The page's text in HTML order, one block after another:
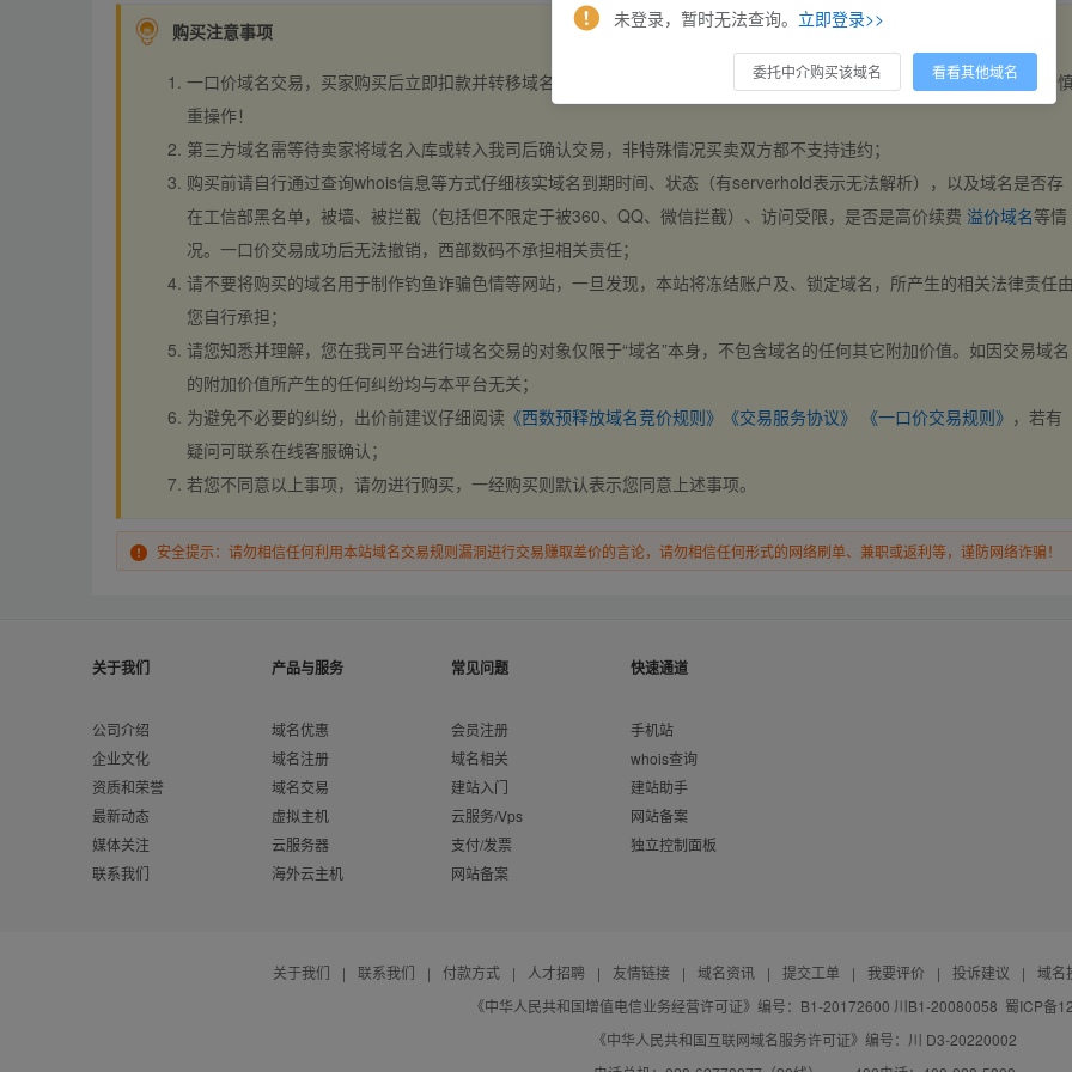
购买注意事项
一口价域名交易，买家购买后立即扣款并转移域名，交易自动完成。买卖双方都不支持违约，一旦出价不支持撤销，请
重操作！
第三方域名需等待卖家将域名入库或转入我司后确认交易，非特殊情况买卖双方都不支持违约；
购买前请自行通过查询whois信息等方式仔细核实域名到期时间、状态（有serverhold表示无法解析），以及域名是否存
在工信部黑名单，被墙、被拦截（包括但不限定于被360、QQ、微信拦截）、访问受限，是否是高价续费 溢价域名等情
况。一口价交易成功后无法撤销，西部数码不承担相关责任；
请不要将购买的域名用于制作钓鱼诈骗色情等网站，一旦发现，本站将冻结账户及、锁定域名，所产生的相关法律责任
您自行承担；
请您知悉并理解，您在我司平台进行域名交易的对象仅限于“域名”本身，不包含域名的任何其它附加价值。如因交易域名
的附加价值所产生的任何纠纷均与本平台无关；
为避免不必要的纠纷，出价前建议仔细阅读 《西数预释放域名竞价规则》 《交易服务协议》 《一口价交易规则》 ，若有
疑问可联系在线客服确认；
若您不同意以上事项，请勿进行购买，一经购买则默认表示您同意上述事项。
安全提示：请勿相信任何利用本站域名交易规则漏洞进行交易赚取差价的言论，请勿相信任何形式的网络刷单、兼职或返利等，谨防网络诈骗！
关于我们
公司介绍
企业文化
资质和荣誉
最新动态
媒体关注
联系我们
产品与服务
域名优惠
域名注册
域名交易
虚拟主机
云服务器
海外云主机
常见问题
会员注册
域名相关
建站入门
云服务/Vps
支付/发票
网站备案
快速通道
手机站
whois查询
建站助手
网站备案
独立控制面板
关于我们 | 联系我们 | 付款方式 | 人才招聘 | 友情链接 | 域名资讯 | 提交工单 | 我要评价 | 投诉建议 |
域名
《中华人民共和国增值电信业务经营许可证》编号：B1-20172600 川B1-20080058 蜀ICP备
《中华人民共和国互联网域名服务许可证》编号：川 D3-20220002
未登录，暂时无法查询。 立即登录>>
委托中介购买该域名 看看其他域名